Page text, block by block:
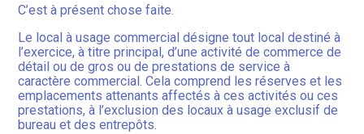
C’est à présent chose faite.
Le local à usage commercial désigne tout local destiné à
l’exercice, à titre principal, d’une activité de commerce de
détail ou de gros ou de prestations de service à
caractère commercial. Cela comprend les réserves et les
emplacements attenants affectés à ces activités ou ces
prestations, à l’exclusion des locaux à usage exclusif de
bureau et des entrepôts.